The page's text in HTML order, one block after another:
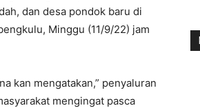
dan desa pondok baru di
Minggu (11/9/22) jam
kan mengatakan,” penyaluran
mengingat pasca